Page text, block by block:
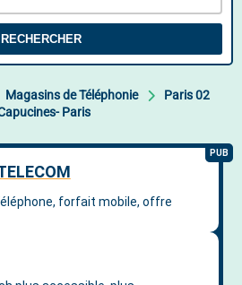
RECHERCHER
Magasins de Téléphonie
Paris 02
Paris